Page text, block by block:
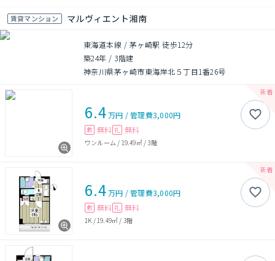
賃貸マンション マルヴィエント湘南
東海道本線 / 茅ヶ崎駅 徒歩12分
築24年 / 3階建
神奈川県茅ヶ崎市東海岸北５丁目1番26号
6.4万円 /管理費3,000円
敷 無料 礼 無料
ワンルーム / 19.49㎡/3階
6.4万円 /管理費3,000円
敷 無料 礼 無料
1K / 19.49㎡ / 3階